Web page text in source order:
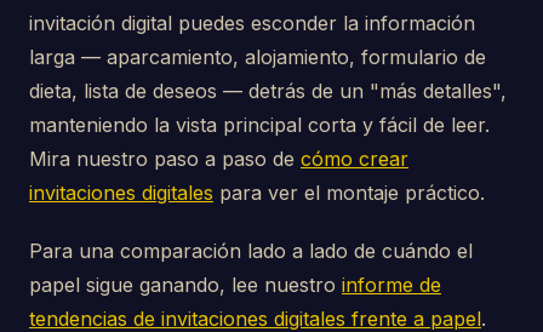
invitación digital puedes esconder la información
larga — aparcamiento, alojamiento, formulario de
dieta, lista de deseos — detrás de un "más detalles",
manteniendo la vista principal corta y fácil de leer.
Mira nuestro paso a paso de cómo crear
invitaciones digitales para ver el montaje práctico.
Para una comparación lado a lado de cuándo el
papel sigue ganando, lee nuestro informe de
tendencias de invitaciones digitales frente a papel.